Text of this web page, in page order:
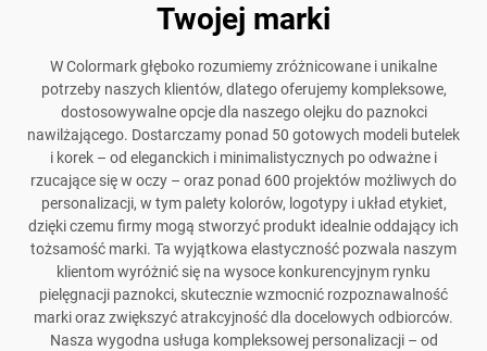
Twojej marki
W Colormark głęboko rozumiemy zróżnicowane i unikalne
potrzeby naszych klientów, dlatego oferujemy kompleksowe,
dostosowywalne opcje dla naszego olejku do paznokci
nawilżającego. Dostarczamy ponad 50 gotowych modeli butelek
i korek – od eleganckich i minimalistycznych po odważne i
rzucające się w oczy – oraz ponad 600 projektów możliwych do
personalizacji, w tym palety kolorów, logotypy i układ etykiet,
dzięki czemu firmy mogą stworzyć produkt idealnie oddający ich
tożsamość marki. Ta wyjątkowa elastyczność pozwala naszym
klientom wyróżnić się na wysoce konkurencyjnym rynku
pielęgnacji paznokci, skutecznie wzmocnić rozpoznawalność
marki oraz zwiększyć atrakcyjność dla docelowych odbiorców.
Nasza wygodna usługa kompleksowej personalizacji – od